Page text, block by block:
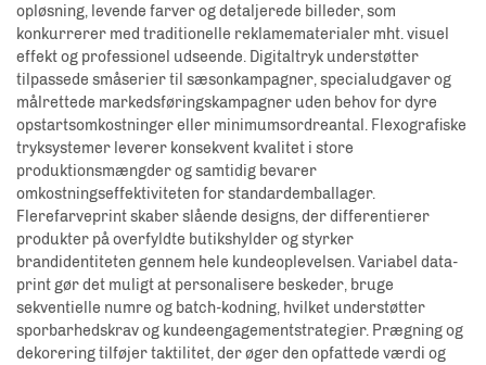
opløsning, levende farver og detaljerede billeder, som
konkurrerer med traditionelle reklamematerialer mht. visuel
effekt og professionel udseende. Digitaltryk understøtter
tilpassede småserier til sæsonkampagner, specialudgaver og
målrettede markedsføringskampagner uden behov for dyre
opstartsomkostninger eller minimumsordreantal. Flexografiske
tryksystemer leverer konsekvent kvalitet i store
produktionsmængder og samtidig bevarer
omkostningseffektiviteten for standardemballager.
Flerefarveprint skaber slående designs, der differentierer
produkter på overfyldte butikshylder og styrker
brandidentiteten gennem hele kundeoplevelsen. Variabel data-
print gør det muligt at personalisere beskeder, bruge
sekventielle numre og batch-kodning, hvilket understøtter
sporbarhedskrav og kundeengagementstrategier. Prægning og
dekorering tilføjer taktilitet, der øger den opfattede værdi og